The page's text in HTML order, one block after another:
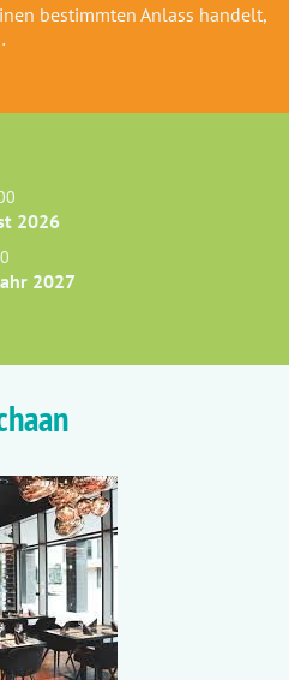
bestimmten Anlass handelt,
2026
2027